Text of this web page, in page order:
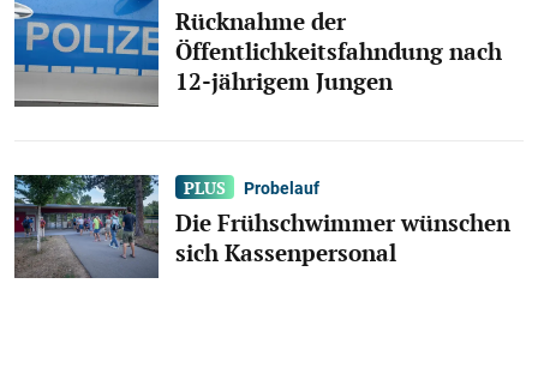
Rücknahme der
Öffentlichkeitsfahndung nach
12-jährigem Jungen
Probelauf
Die Frühschwimmer wünschen
sich Kassenpersonal